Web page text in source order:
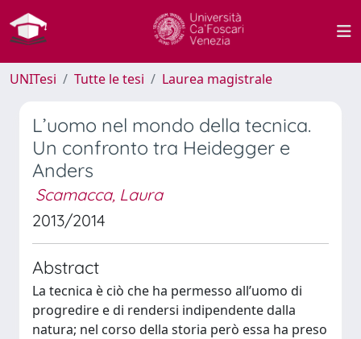
UNITesi Tutte le tesi Laurea magistrale
L’uomo nel mondo della tecnica.
Un confronto tra Heidegger e
Anders
Scamacca, Laura
2013/2014
Abstract
La tecnica è ciò che ha permesso all’uomo di
progredire e di rendersi indipendente dalla
natura; nel corso della storia però essa ha preso